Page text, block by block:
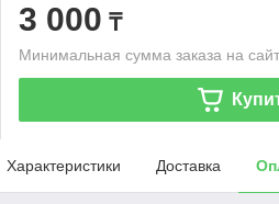
3 000 ₸
Минимальная сумма заказа на
Характеристики Доставка